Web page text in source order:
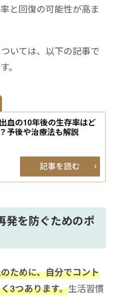
と回復の可能性が高ま
いては、以下の記事で
。
血の10年後の生存率はど
予後や治療法も解説
発を防ぐためのポ
ために、自分でコント
3つあります。生活習慣